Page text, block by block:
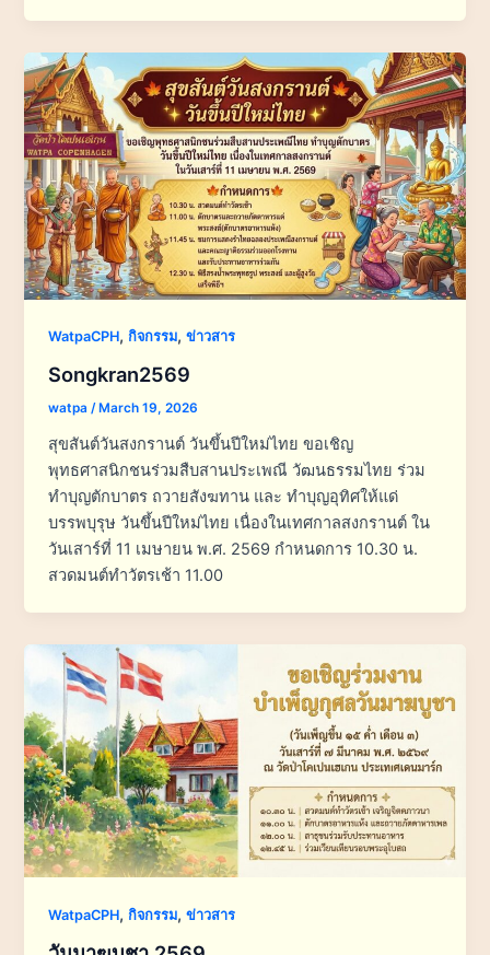
WatpaCPH,กิจกรรม,ข่าวสาร
Songkran2569
watpa/ March 19, 2026
สุขสันต์วันสงกรานต์ วันขึ้นปีใหม่ไทย ขอเชิญ
พุทธศาสนิกชนร่วมสืบสานประเพณี วัฒนธรรมไทย ร่วม
ทำบุญตักบาตร ถวายสังฆทาน และ ทำบุญอุทิศให้แด่
บรรพบุรุษ วันขึ้นปีใหม่ไทย เนื่องในเทศกาลสงกรานต์ ใน
วันเสาร์ที่ 11 เมษายน พ.ศ. 2569 กำหนดการ 10.30 น.
สวดมนต์ทำวัตรเช้า 11.00
WatpaCPH,กิจกรรม,ข่าวสาร